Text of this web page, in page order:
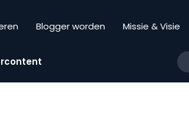
Blogger worden Missie & Visie